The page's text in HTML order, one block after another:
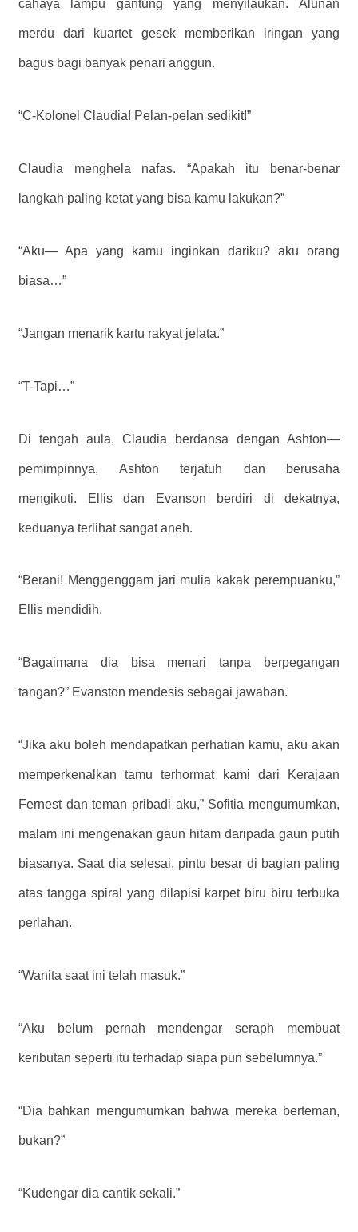
cahaya lampu gantung yang menyilaukan. Alunan
merdu dari kuartet gesek memberikan iringan yang
bagus bagi banyak penari anggun.
“C-Kolonel Claudia! Pelan-pelan sedikit!”
Claudia menghela nafas. “Apakah itu benar-benar
langkah paling ketat yang bisa kamu lakukan?”
“Aku— Apa yang kamu inginkan dariku? aku orang
biasa…”
“Jangan menarik kartu rakyat jelata.”
“T-Tapi…”
Di tengah aula, Claudia berdansa dengan Ashton—
pemimpinnya, Ashton terjatuh dan berusaha
mengikuti. Ellis dan Evanson berdiri di dekatnya,
keduanya terlihat sangat aneh.
“Berani! Menggenggam jari mulia kakak perempuanku,”
Ellis mendidih.
“Bagaimana dia bisa menari tanpa berpegangan
tangan?” Evanston mendesis sebagai jawaban.
“Jika aku boleh mendapatkan perhatian kamu, aku akan
memperkenalkan tamu terhormat kami dari Kerajaan
Fernest dan teman pribadi aku,” Sofitia mengumumkan,
malam ini mengenakan gaun hitam daripada gaun putih
biasanya. Saat dia selesai, pintu besar di bagian paling
atas tangga spiral yang dilapisi karpet biru biru terbuka
perlahan.
“Wanita saat ini telah masuk.”
“Aku belum pernah mendengar seraph membuat
keributan seperti itu terhadap siapa pun sebelumnya.”
“Dia bahkan mengumumkan bahwa mereka berteman,
bukan?”
“Kudengar dia cantik sekali.”